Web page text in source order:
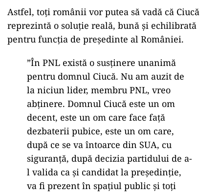
Astfel, toți românii vor putea să vadă că Ciucă
reprezintă o soluție reală, bună și echilibrată
pentru funcția de președinte al României.
”În PNL există o susţinere unanimă
pentru domnul Ciucă. Nu am auzit de
la niciun lider, membru PNL, vreo
abţinere. Domnul Ciucă este un om
decent, este un om care face faţă
dezbaterii pubice, este un om care,
după ce se va întoarce din SUA, cu
siguranţă, după decizia partidului de a-
l valida ca şi candidat la preşedinţie,
va fi prezent în spaţiul public şi toţi